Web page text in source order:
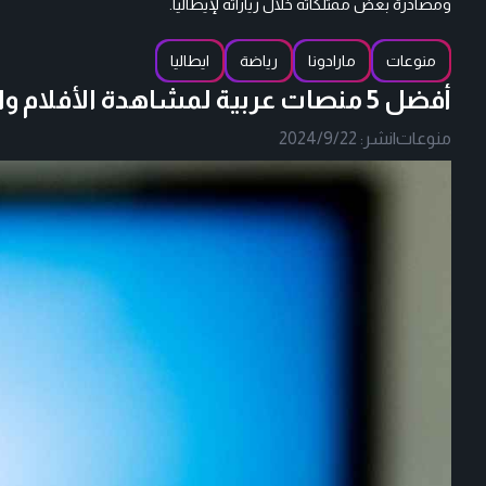
ومصادرة بعض ممتلكاته خلال زياراته لإيطاليا.
منوعات مارادونا رياضة ايطاليا
أفضل 5 منصات عربية لمشاهدة الأفلام والمسلسلات بجودة عالية وأسعار مناسبة
منوعات نشر: 2024/9/22